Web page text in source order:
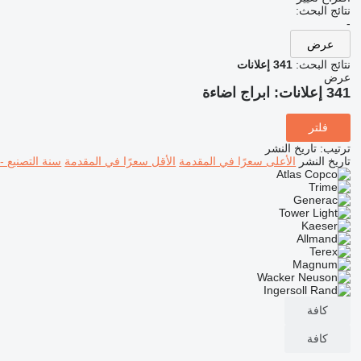
نتائج البحث:
-
عرض
نتائج البحث: 341 إعلانات
عرض
341 إعلانات: ابراج اضاءة
فلتر
ترتيب: تاريخ النشر
تاريخ النشر الأعلى سعرًا في المقدمة الأقل سعرًا في المقدمة سنة التصنيع
كافة
كافة